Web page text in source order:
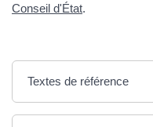
Conseil d'État.
Textes de référence